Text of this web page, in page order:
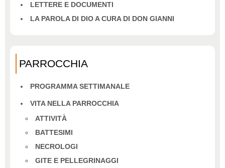
LETTERE E DOCUMENTI
LA PAROLA DI DIO A CURA DI DON GIANNI
PARROCCHIA
PROGRAMMA SETTIMANALE
VITA NELLA PARROCCHIA
ATTIVITÀ
BATTESIMI
NECROLOGI
GITE E PELLEGRINAGGI